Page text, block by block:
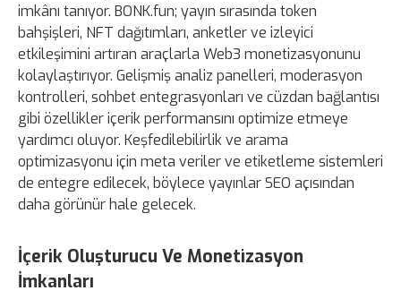
imkânı tanıyor. BONK.fun; yayın sırasında token
bahşişleri, NFT dağıtımları, anketler ve izleyici
etkileşimini artıran araçlarla Web3 monetizasyonunu
kolaylaştırıyor. Gelişmiş analiz panelleri, moderasyon
kontrolleri, sohbet entegrasyonları ve cüzdan bağlantısı
gibi özellikler içerik performansını optimize etmeye
yardımcı oluyor. Keşfedilebilirlik ve arama
optimizasyonu için meta veriler ve etiketleme sistemleri
de entegre edilecek, böylece yayınlar SEO açısından
daha görünür hale gelecek.
İçerik Oluşturucu Ve Monetizasyon
İmkanları